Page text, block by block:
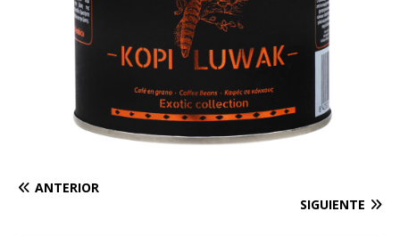
ANTERIOR
SIGUIENTE